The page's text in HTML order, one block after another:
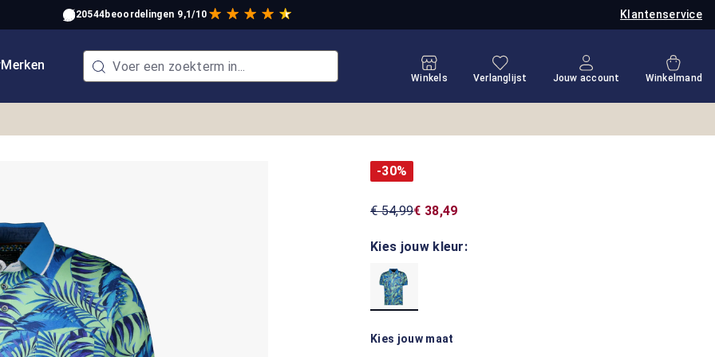
Klantenservice
20544beoordelingen 9,1/10
Merken
Winkels
Je hebt 0 items op je verlanglijstje
Verlanglijst Jouw account Winkelmand
-30%
€ 54,99€ 38,49
Kies jouw kleur:
Kies jouw maat